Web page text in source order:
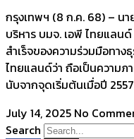
กรุงเทพฯ (8 ก.ค. 68) – น
บริหาร บมจ. เอพี ไทยแลนด์
สำเร็จของความร่วมมือทาง
ไทยแลนด์ว่า ถือเป็นความภ
นับจากจุดเริ่มต้นเมื่อปี 2557
July 14, 2025 No
Search